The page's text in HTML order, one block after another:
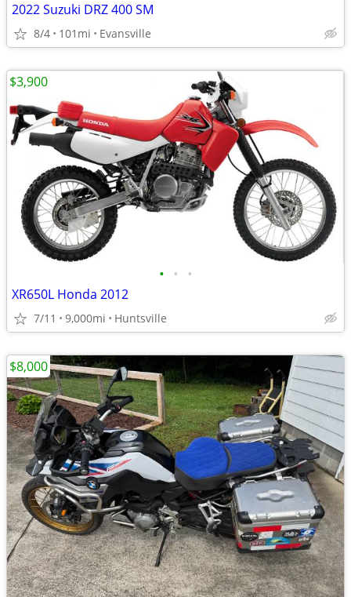
2022 Suzuki DRZ 400 SM
8/4 101mi Evansville
• • •
XR650L Honda 2012
7/11 9,000mi Huntsville
$3,900
$8,000